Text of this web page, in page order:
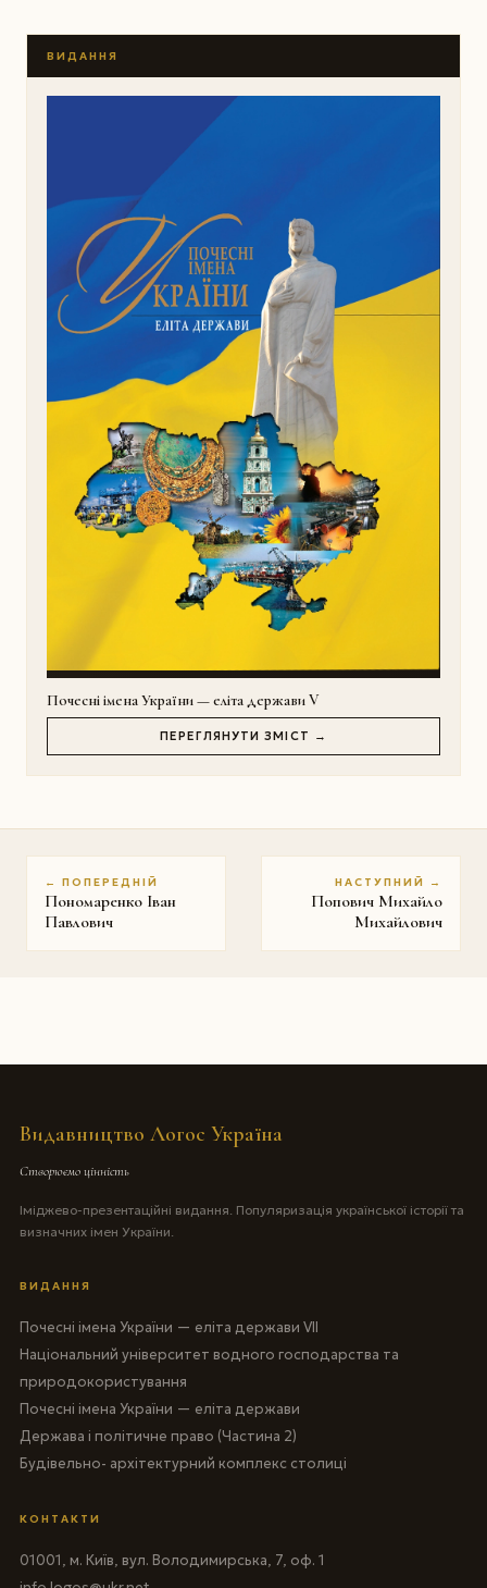
ВИДАННЯ
Почесні імена України — еліта держави V
ПЕРЕГЛЯНУТИ ЗМІСТ →
← ПОПЕРЕДНІЙ
Пономаренко Іван
Павлович
НАСТУПНИЙ →
Попович Михайло
Михайлович
Видавництво Логос Україна
Створюємо цінність
Іміджево-презентаційні видання. Популяризація української історії та
визначних імен України.
ВИДАННЯ
Почесні імена України — еліта держави VII
Національний університет водного господарства та
природокористування
Почесні імена України — еліта держави
Держава і політичне право (Частина 2)
Будівельно- архітектурний комплекс столиці
КОНТАКТИ
01001, м. Київ, вул. Володимирська, 7, оф. 1